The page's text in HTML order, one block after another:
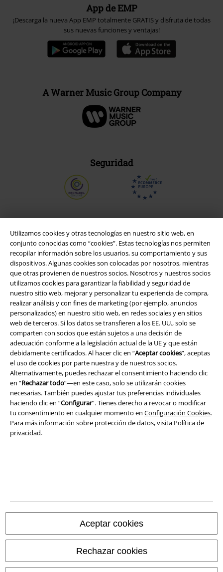
Utilizamos cookies y otras tecnologías en nuestro sitio web, en
conjunto conocidas como “cookies”. Estas tecnologías nos permiten
recopilar información sobre los usuarios, su comportamiento y sus
dispositivos. Algunas cookies son colocadas por nosotros, mientras
que otras provienen de nuestros socios. Nosotros y nuestros socios
utilizamos cookies para garantizar la fiabilidad y seguridad de
nuestro sitio web, mejorar y personalizar tu experiencia de compra,
realizar análisis y con fines de marketing (por ejemplo, anuncios
personalizados) en nuestro sitio web, en redes sociales y en sitios
web de terceros. Si los datos se transfieren a los EE. UU., solo se
comparten con socios que están sujetos a una decisión de
adecuación conforme a la legislación actual de la UE y que están
debidamente certificados. Al hacer clic en “Aceptar cookies”, aceptas
el uso de cookies por parte nuestra y de nuestros socios.
Alternativamente, puedes rechazar el consentimiento haciendo clic
en “Rechazar todo”—en este caso, solo se utilizarán cookies
necesarias. También puedes ajustar tus preferencias individuales
haciendo clic en “Configurar”. Tienes derecho a revocar o modificar
tu consentimiento en cualquier momento en Configuración Cookies.
Para más información sobre protección de datos, visita Política de
privacidad.
Aceptar cookies
Rechazar cookies
App de EMP
¡Descarga la nueva App EMP totalmente GRATIS y disfruta de todas
sus nuevas funciones y ventajas!
A Warner Music Group Company
Seguridad
Legal
Términos y Condiciones
Aviso Legal
Ley protección de datos
Eliminación de residuos y protección del medioambiente
Declaración de Conformidad
Información sobre accesibilidad
© 1986-2026 E.M.P. Merchandising HGmbH